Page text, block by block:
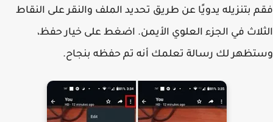
بتنزيله يدويًا عن طريق تحديد الملف والنقر على النقاط
في الجزء العلوي الأيمن. اضغط على خيار حفظ،
لك رسالة تعلمك أنه تم حفظه بنجاح.